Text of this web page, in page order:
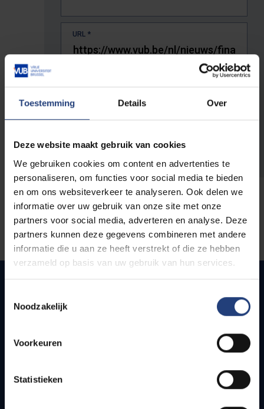
Toestemming Details Over
Deze website maakt gebruik van cookies
We gebruiken cookies om content en advertenties te
personaliseren, om functies voor social media te bieden
en om ons websiteverkeer te analyseren. Ook delen we
informatie over uw gebruik van onze site met onze
partners voor social media, adverteren en analyse. Deze
partners kunnen deze gegevens combineren met andere
informatie die u aan ze heeft verstrekt of die ze hebben
verzameld op basis van uw gebruik van hun services.
Noodzakelijk
Voorkeuren
Statistieken
URL *
De volledige URL van de pagina waar je de fout zag.
Snel naar
Bereikbaarheid